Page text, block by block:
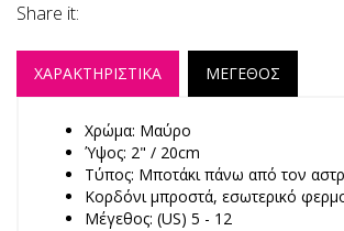
Share it:
ΧΑΡΑΚΤΗΡΙΣΤΙΚΑ ΜΕΓΕΘΟΣ
Χρώμα: Μαύρο
Ύψος: 2" / 20cm
Τύπος: Μποτάκι πάνω από τον
Κορδόνι μπροστά, εσωτερικό
Μέγεθος: (US) 5 - 12